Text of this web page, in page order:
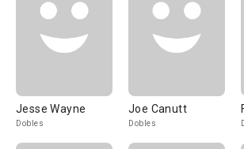
Jesse Wayne
Dobles
Joe Canutt
Dobles